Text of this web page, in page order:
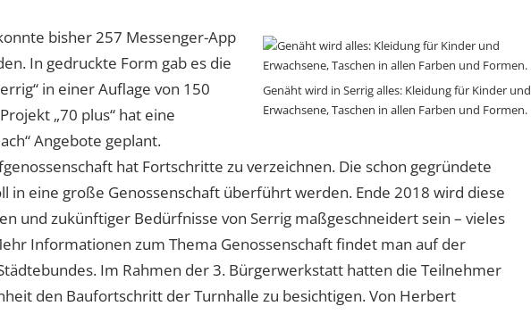
Genäht wird in Serrig alles: Kleidung für Kinder und
Erwachsene, Taschen in allen Farben und Formen.
bisher 257 Messenger-App
In gedruckte Form gab es die
in einer Auflage von 150
„70 plus“ hat eine
Angebote geplant.
hat Fortschritte zu verzeichnen. Die schon gegründete
in eine große Genossenschaft überführt werden. Ende 2018 wird diese
und zukünftiger Bedürfnisse von Serrig maßgeschneidert sein – vieles
Informationen zum Thema Genossenschaft findet man auf der
Im Rahmen der 3. Bürgerwerkstatt hatten die Teilnehmer
den Baufortschritt der Turnhalle zu besichtigen. Von Herbert